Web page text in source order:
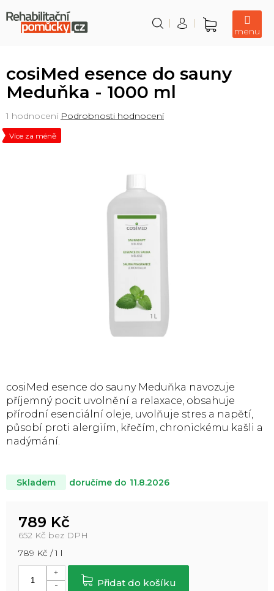
na
obsah
Nákupní
cosiMed esence do sauny
Meduňka - 1000 ml
Více za méně
Průměrné
hodnocení
produktu
1 hodnocení Podrobnosti hodnocení
Skladem doručíme do 11.8.2026
789 Kč
652 Kč bez DPH
Měrná
cena:
789 Kč / 1 l
Přidat do košíku
cosiMed esence do sauny Meduňka navozuje
příjemný pocit uvolnění a relaxace, obsahuje
přírodní esenciální oleje, uvolňuje stres a napětí,
působí proti alergiím, křečím, chronickému kašli a
nadýmání.